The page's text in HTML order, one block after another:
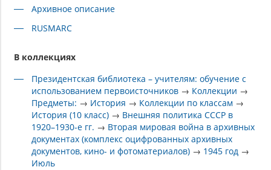
Архивное описание
RUSMARC
В коллекциях
Президентская библиотека – учителям: обучение с
использованием первоисточников → Коллекции →
Предметы: → История → Коллекции по классам →
История (10 класс) → Внешняя политика СССР в
1920–1930-е гг. → Вторая мировая война в архивных
документах (комплекс оцифрованных архивных
документов, кино- и фотоматериалов) → 1945 год →
Июль